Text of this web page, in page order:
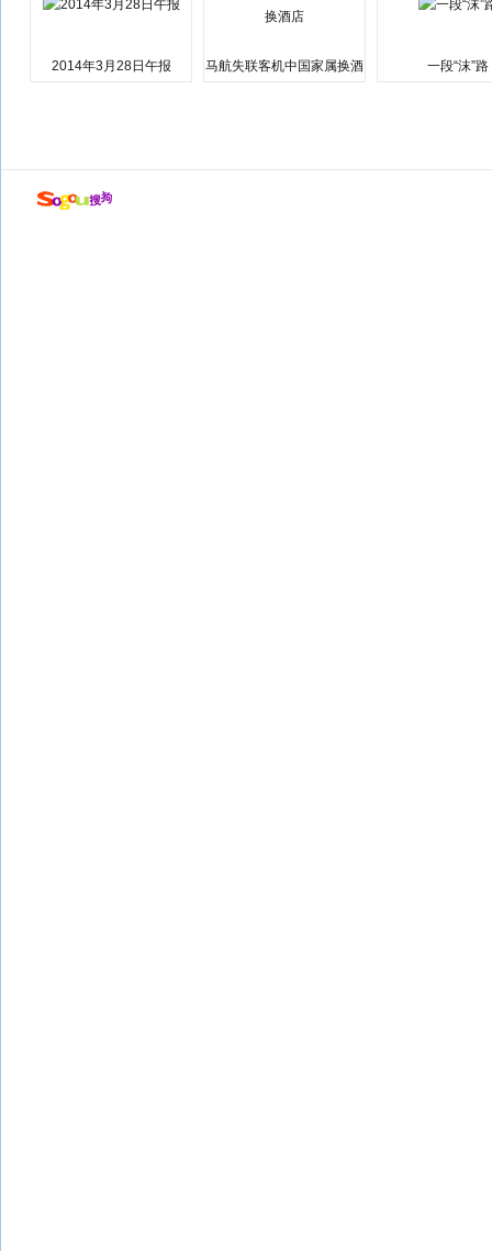
2014年3月28日午报
马航失联客机中国家属换酒
一段“沫”路